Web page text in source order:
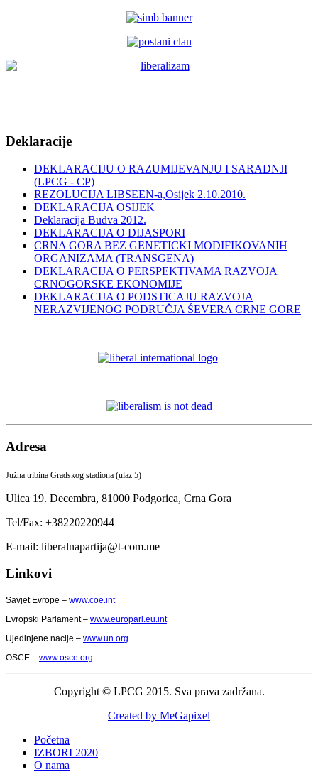
Deklaracije
DEKLARACIJU O RAZUMIJEVANJU I SARADNJI
(LPCG - CP)
REZOLUCIJA LIBSEEN-a,Osijek 2.10.2010.
DEKLARACIJA OSIJEK
Deklaracija Budva 2012.
DEKLARACIJA O DIJASPORI
CRNA GORA BEZ GENETICKI MODIFIKOVANIH
ORGANIZAMA (TRANSGENA)
DEKLARACIJA O PERSPEKTIVAMA RAZVOJA
CRNOGORSKE EKONOMIJE
DEKLARACIJA O PODSTICAJU RAZVOJA
NERAZVIJENOG PODRUČJA ŚEVERA CRNE GORE
Adresa
Južna tribina Gradskog stadiona (ulaz 5)
Ulica 19. Decembra, 81000 Podgorica, Crna Gora
Tel/Fax: +38220220944
E-mail: liberalnapartija@t-com.me
Linkovi
Savjet Evrope – www.coe.int
Evropski Parlament – www.europarl.eu.int
Ujedinjene nacije – www.un.org
OSCE – www.osce.org
Copyright © LPCG 2015. Sva prava zadržana.
Created by MeGapixel
Početna
IZBORI 2020
O nama